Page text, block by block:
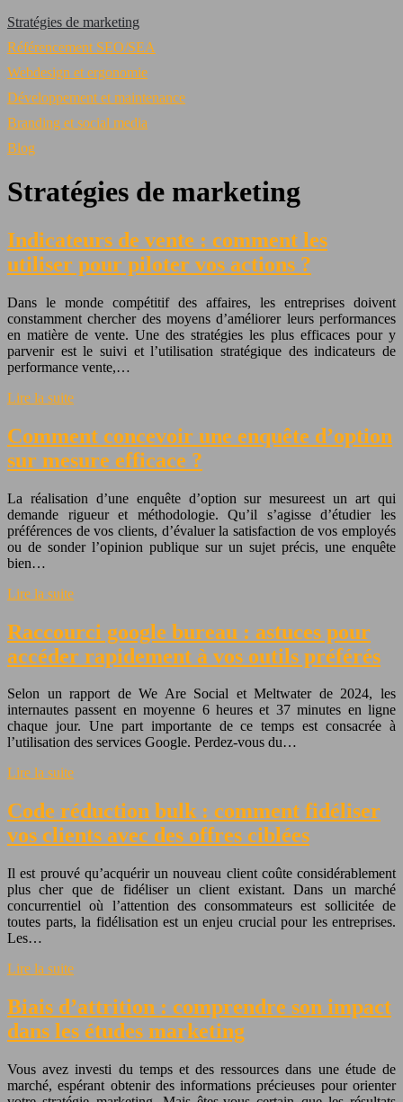
Stratégies de marketing
Référencement SEO/SEA
Webdesign et ergonomie
Développement et maintenance
Branding et social media
Blog
Stratégies de marketing
Indicateurs de vente : comment les
utiliser pour piloter vos actions ?
Dans le monde compétitif des affaires, les entreprises doivent
constamment chercher des moyens d’améliorer leurs performances
en matière de vente. Une des stratégies les plus efficaces pour y
parvenir est le suivi et l’utilisation stratégique des indicateurs de
performance vente,…
Lire la suite
Comment concevoir une enquête d’option
sur mesure efficace ?
La réalisation d’une enquête d’option sur mesureest un art qui
demande rigueur et méthodologie. Qu’il s’agisse d’étudier les
préférences de vos clients, d’évaluer la satisfaction de vos employés
ou de sonder l’opinion publique sur un sujet précis, une enquête
bien…
Lire la suite
Raccourci google bureau : astuces pour
accéder rapidement à vos outils préférés
Selon un rapport de We Are Social et Meltwater de 2024, les
internautes passent en moyenne 6 heures et 37 minutes en ligne
chaque jour. Une part importante de ce temps est consacrée à
l’utilisation des services Google. Perdez-vous du…
Lire la suite
Code réduction bulk : comment fidéliser
vos clients avec des offres ciblées
Il est prouvé qu’acquérir un nouveau client coûte considérablement
plus cher que de fidéliser un client existant. Dans un marché
concurrentiel où l’attention des consommateurs est sollicitée de
toutes parts, la fidélisation est un enjeu crucial pour les entreprises.
Les…
Lire la suite
Biais d’attrition : comprendre son impact
dans les études marketing
Vous avez investi du temps et des ressources dans une étude de
marché, espérant obtenir des informations précieuses pour orienter